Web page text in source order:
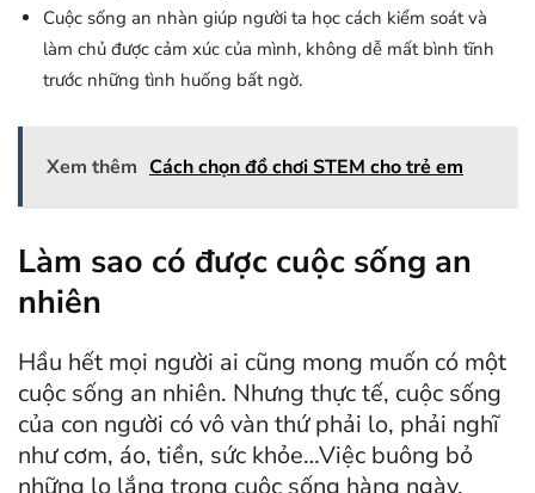
Cuộc sống an nhàn giúp người ta học cách kiểm soát và
làm chủ được cảm xúc của mình, không dễ mất bình tĩnh
trước những tình huống bất ngờ.
Xem thêm Cách chọn đồ chơi STEM cho trẻ em
Làm sao có được cuộc sống an
nhiên
Hầu hết mọi người ai cũng mong muốn có một
cuộc sống an nhiên. Nhưng thực tế, cuộc sống
của con người có vô vàn thứ phải lo, phải nghĩ
như cơm, áo, tiền, sức khỏe…Việc buông bỏ
những lo lắng trong cuộc sống hàng ngày,